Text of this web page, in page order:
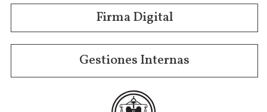
Firma Digital
Gestiones Internas